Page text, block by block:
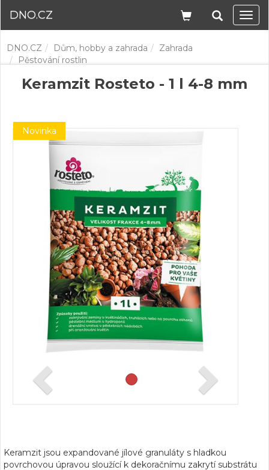
DNO.CZ
DNO.CZ Dům, hobby a zahrada
Zahrada
Pěstování rostlin
Keramzit Rosteto - 1 l 4-8 mm
Novinka
Keramzit jsou expandované jílové granuláty s hladkou
povrchovou úpravou sloužící k dekoračnímu zakrytí substrátu